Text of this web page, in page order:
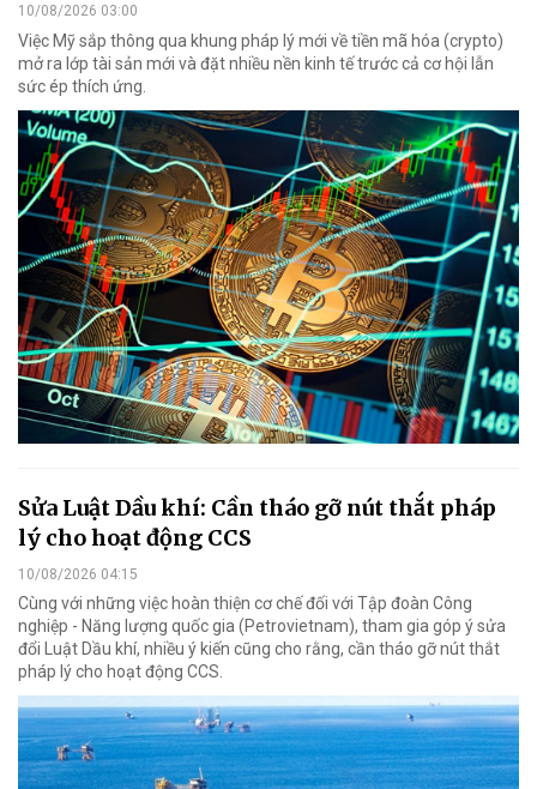
10/08/2026 03:00
Việc Mỹ sắp thông qua khung pháp lý mới về tiền mã hóa (crypto)
mở ra lớp tài sản mới và đặt nhiều nền kinh tế trước cả cơ hội lẫn
sức ép thích ứng.
Sửa Luật Dầu khí: Cần tháo gỡ nút thắt pháp
lý cho hoạt động CCS
10/08/2026 04:15
Cùng với những việc hoàn thiện cơ chế đối với Tập đoàn Công
nghiệp - Năng lượng quốc gia (Petrovietnam), tham gia góp ý sửa
đổi Luật Dầu khí, nhiều ý kiến cũng cho rằng, cần tháo gỡ nút thắt
pháp lý cho hoạt động CCS.